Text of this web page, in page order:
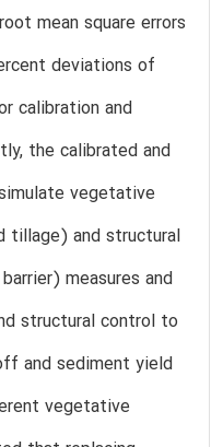
mean square errors
deviations of
calibration and
the calibrated and
vegetative
tillage) and structural
measures and
structural control to
and sediment yield
vegetative